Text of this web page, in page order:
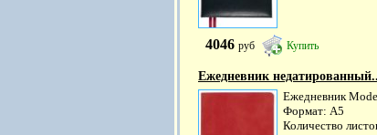
4046 руб Купить
Ежедневник
Ежедневник
Формат: А5
Количество